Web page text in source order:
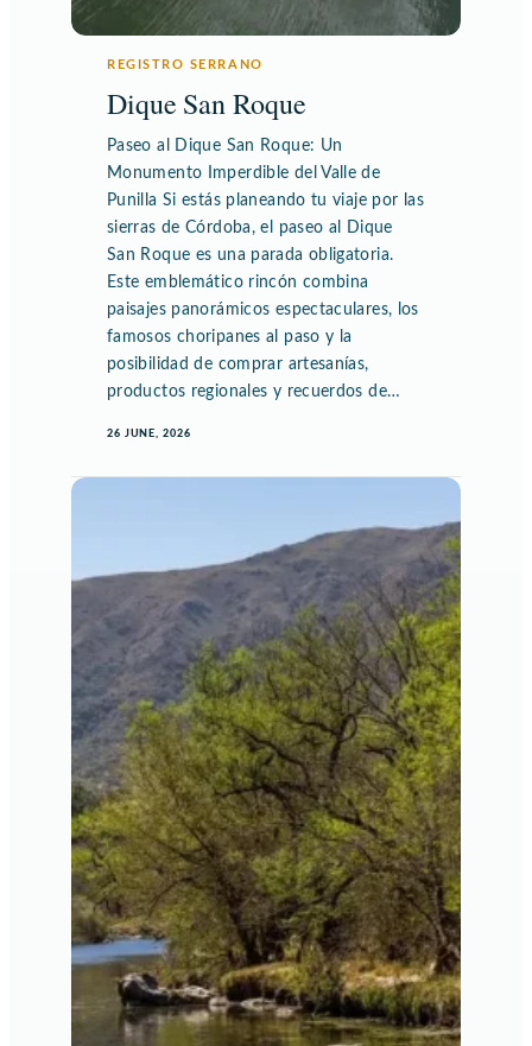
REGISTRO SERRANO
Dique San Roque
Paseo al Dique San Roque: Un
Monumento Imperdible del Valle de
Punilla Si estás planeando tu viaje por las
sierras de Córdoba, el paseo al Dique
San Roque es una parada obligatoria.
Este emblemático rincón combina
paisajes panorámicos espectaculares, los
famosos choripanes al paso y la
posibilidad de comprar artesanías,
productos regionales y recuerdos de…
26 JUNE, 2026